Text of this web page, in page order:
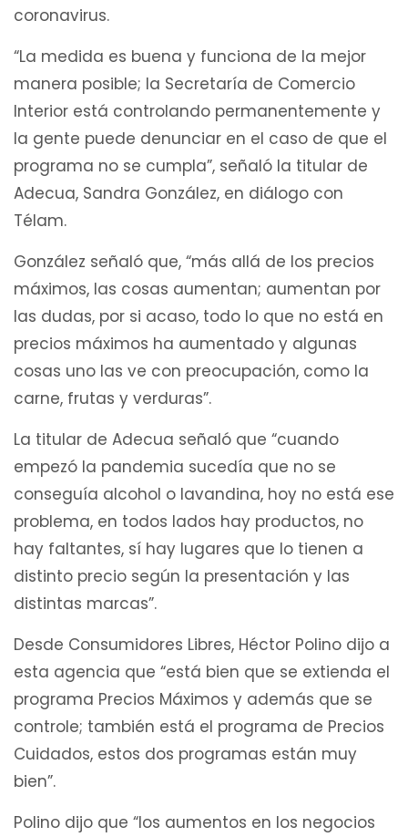
coronavirus.
“La medida es buena y funciona de la mejor
manera posible; la Secretaría de Comercio
Interior está controlando permanentemente y
la gente puede denunciar en el caso de que el
programa no se cumpla”, señaló la titular de
Adecua, Sandra González, en diálogo con
Télam.
González señaló que, “más allá de los precios
máximos, las cosas aumentan; aumentan por
las dudas, por si acaso, todo lo que no está en
precios máximos ha aumentado y algunas
cosas uno las ve con preocupación, como la
carne, frutas y verduras”.
La titular de Adecua señaló que “cuando
empezó la pandemia sucedía que no se
conseguía alcohol o lavandina, hoy no está ese
problema, en todos lados hay productos, no
hay faltantes, sí hay lugares que lo tienen a
distinto precio según la presentación y las
distintas marcas”.
Desde Consumidores Libres, Héctor Polino dijo a
esta agencia que “está bien que se extienda el
programa Precios Máximos y además que se
controle; también está el programa de Precios
Cuidados, estos dos programas están muy
bien”.
Polino dijo que “los aumentos en los negocios